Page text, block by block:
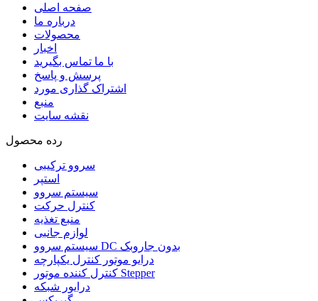
صفحه اصلی
درباره ما
محصولات
اخبار
با ما تماس بگیرید
پرسش و پاسخ
اشتراک گذاری مورد
منبع
نقشه سایت
رده محصول
سروو ترکیبی
استپر
سیستم سروو
کنترل حرکت
منبع تغذیه
لوازم جانبی
سیستم سروو DC بدون جاروبک
درایو موتور کنترل یکپارچه
کنترل کننده موتور Stepper
درایور شبکه